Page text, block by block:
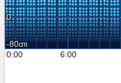
0
-80
0:00
6:00